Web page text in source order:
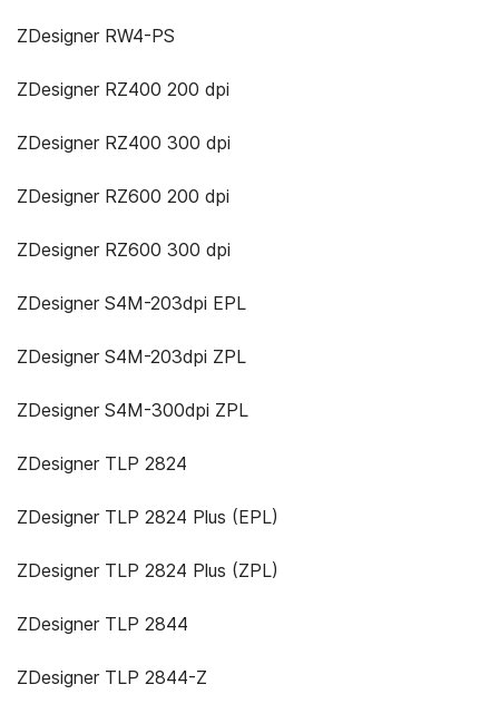
ZDesigner RW4-PS
ZDesigner RZ400 200 dpi
ZDesigner RZ400 300 dpi
ZDesigner RZ600 200 dpi
ZDesigner RZ600 300 dpi
ZDesigner S4M-203dpi EPL
ZDesigner S4M-203dpi ZPL
ZDesigner S4M-300dpi ZPL
ZDesigner TLP 2824
ZDesigner TLP 2824 Plus (EPL)
ZDesigner TLP 2824 Plus (ZPL)
ZDesigner TLP 2844
ZDesigner TLP 2844-Z